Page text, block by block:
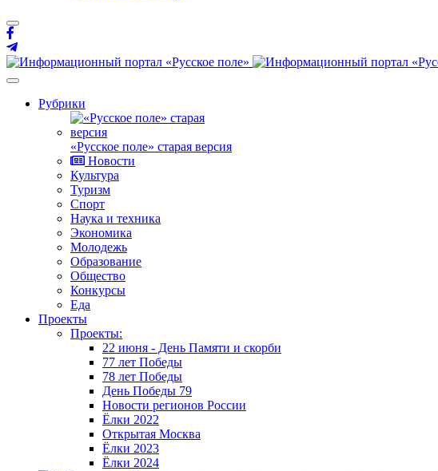
Рубрики
«Русское поле» старая версия
Новости
Культура
Туризм
Спорт
Наука и техника
Экономика
Молодежь
Образование
Общество
Конкурсы
Еда
Проекты
Проекты:
22 июня - День Памяти и скорби
77 лет Победы
78 лет Победы
День Победы 79
Новости регионов России
Ёлки 2022
Открытая Москва
Ёлки 2023
Ёлки 2024